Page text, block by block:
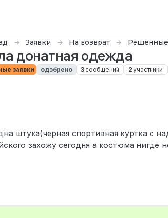
Заявки На возврат Решенные
донатная одежда
заявки одобрено 3 сообщений 2 участники
штука(черная спортивная куртка с
захожу сегодня а костюма нигде